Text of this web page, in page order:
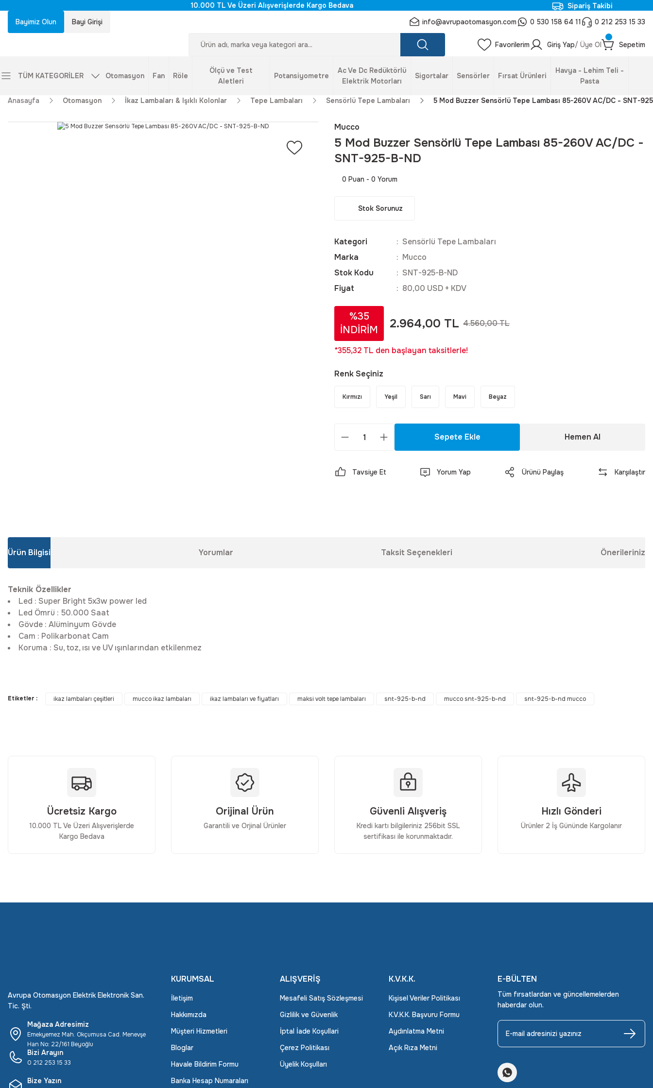
10.000 TL Ve Üzeri Alışverişlerde Kargo Bedava
Sipariş Takibi
Bayimiz Olun
Bayi Girişi info@avrupaotomasyon.com 0 530 158 64 11 0 212 253 15 33
Favorilerim Giriş Yap/ Üye Ol Sepetim
TÜM KATEGORİLER Otomasyon Fan Röle
Ölçü ve Test
Aletleri
Potansiyometre
Ac Ve Dc Redüktörlü
Elektrik Motorları
Sigortalar Sensörler Fırsat Ürünleri
Havya - Lehim Teli -
Pasta
Anasayfa Otomasyon İkaz Lambaları & Işıklı Kolonlar Tepe Lambaları Sensörlü Tepe Lambaları 5 Mod Buzzer Sensörlü Tepe Lambası 85-260V AC/DC - SNT-
Mucco
5 Mod Buzzer Sensörlü Tepe Lambası 85-260V AC/DC -
SNT-925-B-ND
0 Puan - 0 Yorum
Stok Sorunuz
Kategori
Sensörlü Tepe Lambaları
Marka
Mucco
Stok Kodu
SNT-925-B-ND
Fiyat
80,00 USD + KDV
%35
İNDİRİM
2.964,00 TL 4.560,00 TL
*355,32 TL den başlayan taksitlerle!
Renk Seçiniz
Kırmızı Yeşil Sarı Mavi Beyaz
Sepete Ekle Hemen Al
Tavsiye Et Yorum Yap Ürünü Paylaş Karşılaştır
Ürün Bilgisi Yorumlar Taksit Seçenekleri Önerileriniz
Teknik Özellikler
Led : Super Bright 5x3w power led
Led Ömrü : 50.000 Saat
Gövde : Alüminyum Gövde
Cam : Polikarbonat Cam
Koruma : Su, toz, ısı ve UV ışınlarından etkilenmez
Bu ürüne benzer farklı alternatifler olmalı.
Etiketler : ikaz lambaları çeşitleri mucco ikaz lambaları ikaz lambaları ve fiyatları maksi volt tepe lambaları snt-925-b-nd mucco snt-925-b-nd snt-925-b-nd mucco
Ücretsiz Kargo
10.000 TL Ve Üzeri Alışverişlerde
Kargo Bedava
Orijinal Ürün
Garantili ve Orjinal Ürünler
Güvenli Alışveriş
Kredi kartı bilgileriniz 256bit SSL
sertifikası ile korunmaktadır.
Hızlı Gönderi
Ürünler 2 İş Gününde Kargolanır
Avrupa Otomasyon Elektrik Elektronik San.
Tic. Şti.
Mağaza Adresimiz
Emekyemez Mah. Okçumusa Cad. Menevşe
Han No: 22/161 Beyoğlu
Bizi Arayın
0 212 253 15 33
Bize Yazın
KURUMSAL
İletişim
Hakkımızda
Müşteri Hizmetleri
Bloglar
Havale Bildirim Formu
Banka Hesap Numaraları
ALIŞVERİŞ
Mesafeli Satış Sözleşmesi
Gizlilik ve Güvenlik
İptal İade Koşullari
Çerez Politikası
Üyelik Koşulları
K.V.K.K.
Kişisel Veriler Politikası
K.V.K.K. Başvuru Formu
Aydınlatma Metni
Açık Rıza Metni
E-BÜLTEN
Tüm fırsatlardan ve güncellemelerden
haberdar olun.